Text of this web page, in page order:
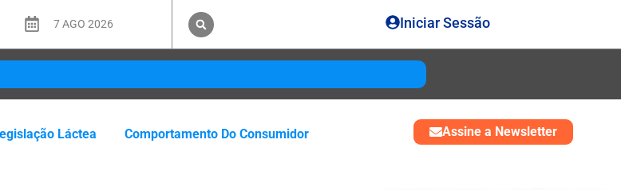
7 AGO 2026 Iniciar Sessão
Láctea Comportamento Do Consumidor Assine a Newsletter